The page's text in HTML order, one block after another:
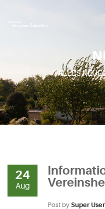
ALLES NEUE
24
Aug
Post by Super User